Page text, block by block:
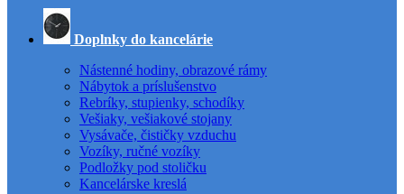
Doplnky do kancelárie
Nástenné hodiny, obrazové rámy
Nábytok a príslušenstvo
Rebríky, stupienky, schodíky
Vešiaky, vešiakové stojany
Vysávače, čističky vzduchu
Vozíky, ručné vozíky
Podložky pod stoličku
Kancelárske kreslá